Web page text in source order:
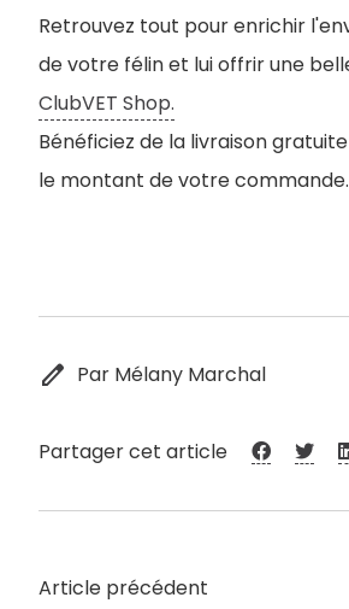
Retrouvez tout pour enrichir
de votre félin et lui offrir une
ClubVET Shop.
Bénéficiez de la livraison
le montant de votre commande.
edit Par Mélany Marchal
Partager cet article
Article précédent